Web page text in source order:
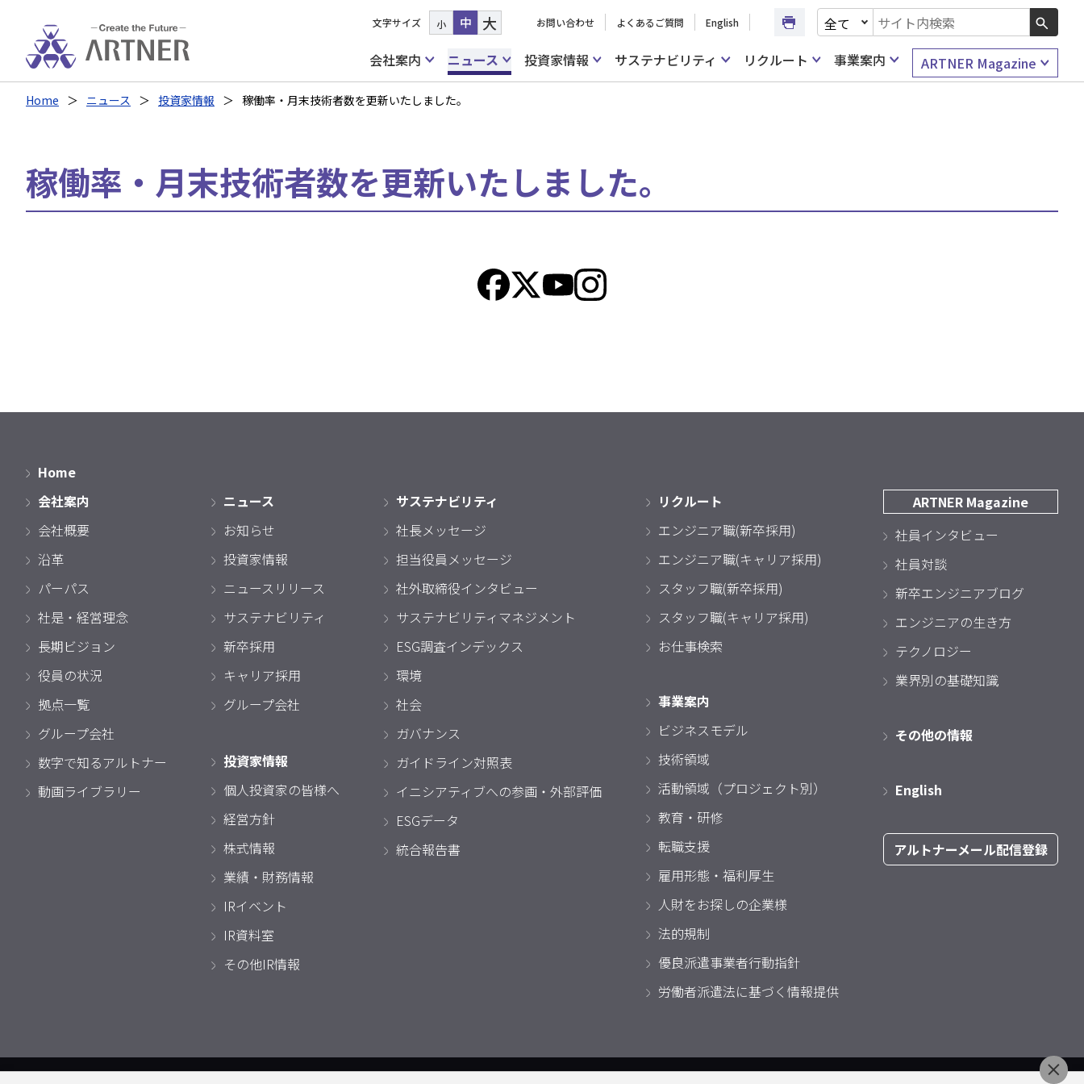
文字サイズ 小 中 大 お問い合わせ よくあるご質問 English
文書種別を選択
検索キーワード入力
会社案内
ニュース 投資家情報 サステナビリティ リクルート 事業案内 ARTNER Magazine
Home ニュース 投資家情報 稼働率・月末技術者数を更新いたしました。
稼働率・月末技術者数を更新いたしました。
Home
会社案内
会社概要
沿革
パーパス
社是・経営理念
長期ビジョン
役員の状況
拠点一覧
グループ会社
数字で知るアルトナー
動画ライブラリー
ニュース
お知らせ
投資家情報
ニュースリリース
サステナビリティ
新卒採用
キャリア採用
グループ会社
投資家情報
個人投資家の皆様へ
経営方針
株式情報
業績・財務情報
IRイベント
IR資料室
その他IR情報
サステナビリティ
社長メッセージ
担当役員メッセージ
社外取締役インタビュー
サステナビリティマネジメント
ESG調査インデックス
環境
社会
ガバナンス
ガイドライン対照表
イニシアティブへの参画・外部評価
ESGデータ
統合報告書
リクルート
エンジニア職(新卒採用)
エンジニア職(キャリア採用)
スタッフ職(新卒採用)
スタッフ職(キャリア採用)
お仕事検索
事業案内
ビジネスモデル
技術領域
活動領域（プロジェクト別）
教育・研修
転職支援
雇用形態・福利厚生
人財をお探しの企業様
法的規制
優良派遣事業者行動指針
労働者派遣法に基づく情報提供
ARTNER Magazine
社員インタビュー
社員対談
新卒エンジニアブログ
エンジニアの生き方
テクノロジー
業界別の基礎知識
その他の情報
English
アルトナーメール配信登録